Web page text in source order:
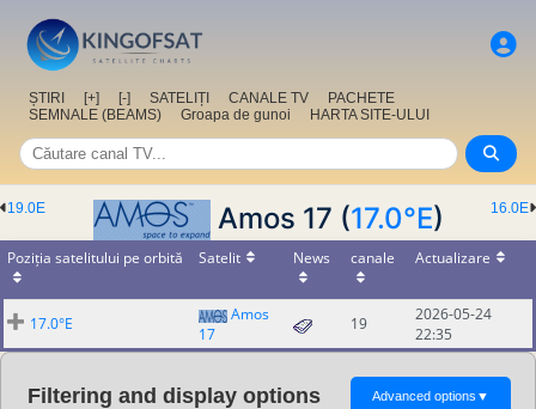
ȘTIRI [+] [-] SATELIȚI CANALE TV
PACHETE
SEMNALE (BEAMS)
Groapa de gunoi HARTA SITE-ULUI
16.0E
19.0E Amos 17 (17.0°E)
Poziția satelitului pe orbită Satelit News canale Actualizare
17.0°E
Amos
17
19
2026-05-24
22:35
Filtering and display options Advanced options ▼